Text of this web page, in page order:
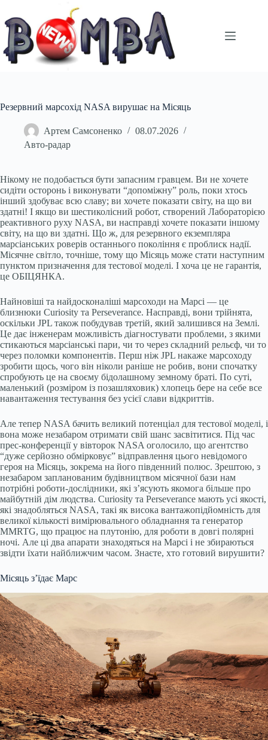
вмісту
Резервний марсохід NASA вирушає на Місяць
Артем Самсоненко
08.07.2026
Авто-радар
Нікому не подобається бути запасним гравцем. Ви не хочете
сидіти осторонь і виконувати “допоміжну” роль, поки хтось
інший здобуває всю славу; ви хочете показати світу, на що ви
здатні! І якщо ви шестиколісний робот, створений Лабораторією
реактивного руху NASA, ви насправді хочете показати іншому
світу, на що ви здатні. Що ж, для резервного екземпляра
марсіанських роверів останнього покоління є проблиск надії.
Місячне світло, точніше, тому що Місяць може стати наступним
пунктом призначення для тестової моделі. І хоча це не гарантія,
це ОБІЦЯНКА.
Найновіші та найдосконаліші марсоходи на Марсі — це
близнюки Curiosity та Perseverance. Насправді, вони трійнята,
оскільки JPL також побудував третій, який залишився на Землі.
Це дає інженерам можливість діагностувати проблеми, з якими
стикаються марсіанські пари, чи то через складний рельєф, чи то
через поломки компонентів. Перш ніж JPL накаже марсоходу
зробити щось, чого він ніколи раніше не робив, вони спочатку
спробують це на своєму бідолашному земному браті. По суті,
маленький (розміром із позашляховик) хлопець бере на себе все
навантаження тестування без усієї слави відкриттів.
Але тепер NASA бачить великий потенціал для тестової моделі, і
вона може незабаром отримати свій шанс засвітитися. Під час
прес-конференції у вівторок NASA оголосило, що агентство
“дуже серйозно обмірковує” відправлення цього невідомого
героя на Місяць, зокрема на його південний полюс. Зрештою, з
незабаром запланованим будівництвом місячної бази нам
потрібні роботи-дослідники, які з’ясують якомога більше про
майбутній дім людства. Curiosity та Perseverance мають усі якості,
які знадобляться NASA, такі як висока вантажопідйомність для
великої кількості вимірювального обладнання та генератор
MMRTG, що працює на плутонію, для роботи в довгі полярні
ночі. Але ці два апарати знаходяться на Марсі і не збираються
звідти їхати найближчим часом. Знаєте, хто готовий вирушити?
Місяць з’їдає Марс